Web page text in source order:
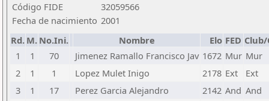
Código FIDE
32059566
Fecha de nacimiento 2001
Rd. M. No.Ini. Nombre Elo FED
1
1 70 Jimenez Ramallo Francisco Jav 1672 Mur Mur
2
1 1 Lopez Mulet Inigo 2178 Ext
Ext
3
1 17 Perez Garcia Alejandro 2142 And And